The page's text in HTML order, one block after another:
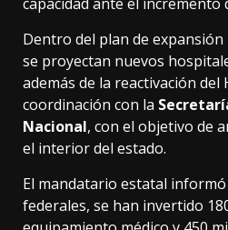
Dentro del plan de
se proyectan nuevos
además de la reactivación del
coordinación con la
Nacional, con el objetivo de
el interior del estado.
El mandatario estatal
federales, se han invertido